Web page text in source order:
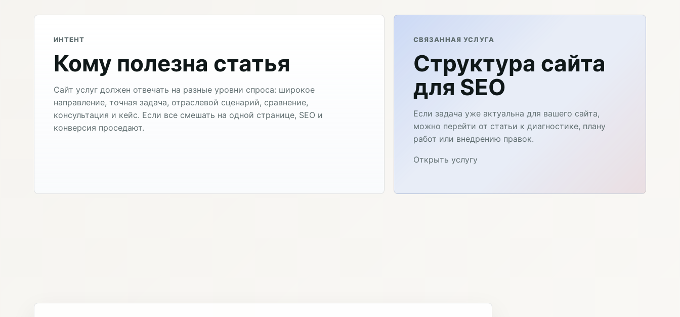
ИНТЕНТ
Кому полезна статья
Сайт услуг должен отвечать на разные уровни спроса: широкое
направление, точная задача, отраслевой сценарий, сравнение,
консультация и кейс. Если все смешать на одной странице, SEO и
конверсия проседают.
СВЯЗАННАЯ УСЛУГА
Структура сайта
для SEO
Если задача уже актуальна для вашего сайта,
можно перейти от статьи к диагностике, плану
работ или внедрению правок.
Открыть услугу